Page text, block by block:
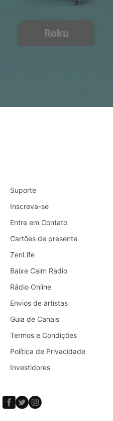
Roku
Suporte
Inscreva-se
Entre em Contato
Cartões de presente
ZenLife
Baixe Calm Radio
Rádio Online
Envios de artistas
Guia de Canais
Termos e Condições
Política de Privacidade
Investidores